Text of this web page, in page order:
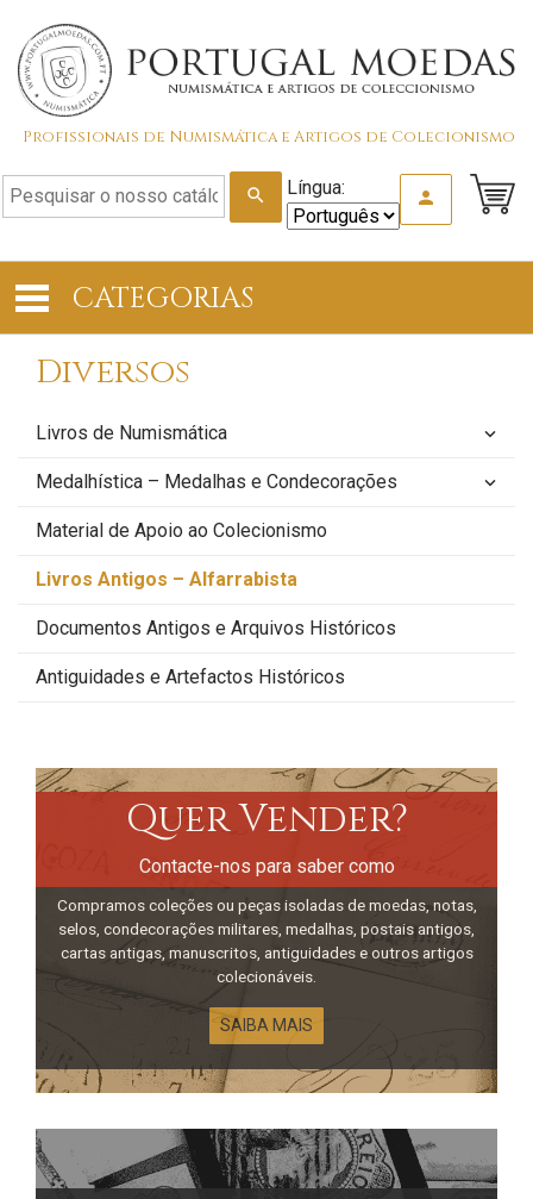
Profissionais de Numismática e Artigos de Colecionismo
search Língua: person
CATEGORIAS
Diversos
Livros de Numismática keyboard_arrow_down
Medalhística – Medalhas e Condecorações keyboard_arrow_down
Material de Apoio ao Colecionismo
Livros Antigos – Alfarrabista
Documentos Antigos e Arquivos Históricos
Antiguidades e Artefactos Históricos
Quer Vender?
Contacte-nos para saber como
Compramos coleções ou peças isoladas de moedas, notas,
selos, condecorações militares, medalhas, postais antigos,
cartas antigas, manuscritos, antiguidades e outros artigos
colecionáveis.
SAIBA MAIS